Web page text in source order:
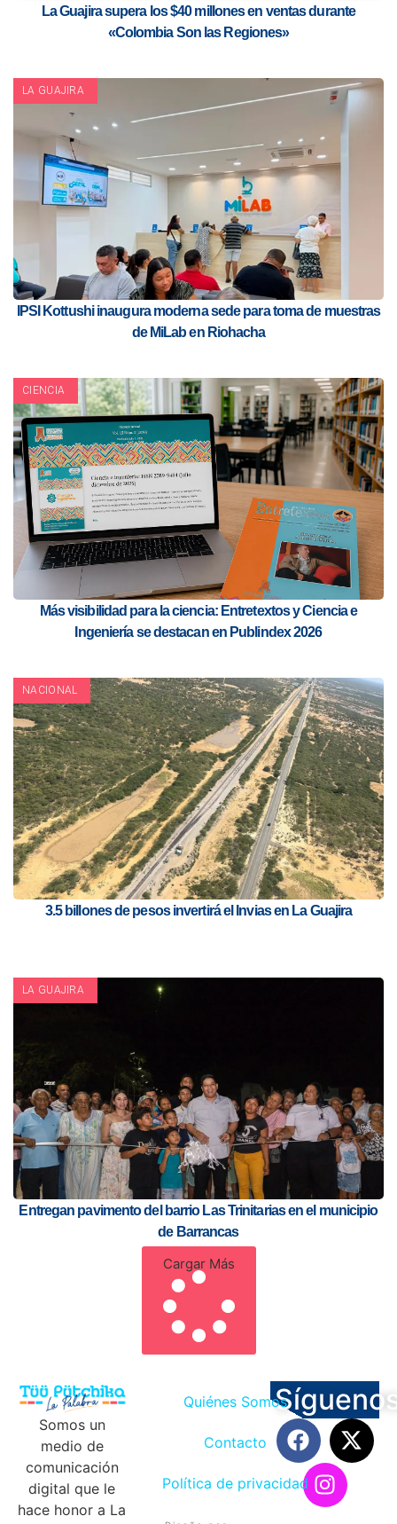
La Guajira supera los $40 millones en ventas durante
«Colombia Son las Regiones»
LA GUAJIRA
IPSI Kottushi inaugura moderna sede para toma de muestras
de MiLab en Riohacha
CIENCIA
Más visibilidad para la ciencia: Entretextos y Ciencia e
Ingeniería se destacan en Publindex 2026
NACIONAL
3.5 billones de pesos invertirá el Invias en La Guajira
LA GUAJIRA
Entregan pavimento del barrio Las Trinitarias en el municipio
de Barrancas
Cargar Más
Somos un
medio de
comunicación
digital que le
hace honor a La
Quiénes Somos
Contacto
Política de privacidad